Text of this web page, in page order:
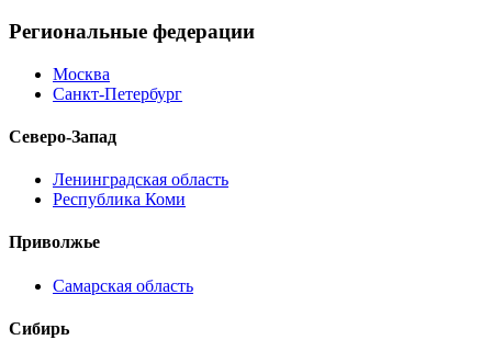
Региональные федерации
Москва
Санкт-Петербург
Северо-Запад
Ленинградская область
Республика Коми
Приволжье
Самарская область
Сибирь